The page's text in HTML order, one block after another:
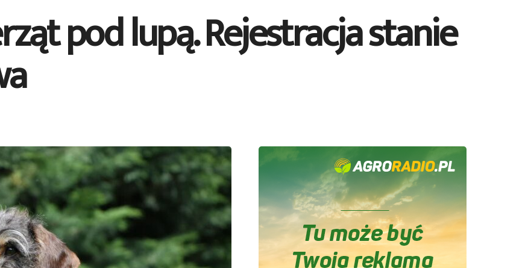
pod lupą. Rejestracja stanie